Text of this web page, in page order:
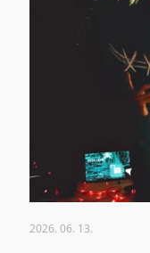
2026. 06. 13.